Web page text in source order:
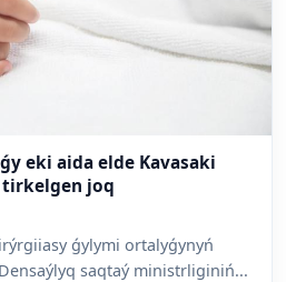
eki aida elde Kavasaki
joq
ǵylymi ortalyǵynyń
saqtaý ministrliginiń...